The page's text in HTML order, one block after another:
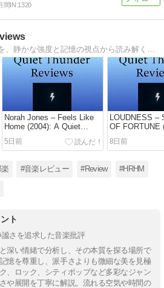
間IN:1320
Norah Jones – Feels Like
Home (2004): A Quiet
Landscape of Summer
Light and Shadow
5日前
LOUDNESS –
OF FORTUNE
Quiet Tension
of Change
8日前
#音楽レビュー #Review #HRHM
ト
さを追求した音楽批評
深い情緒で分析し、その本質を探る場所で
憶を尊重し、派手さよりも微細な美を見極
、ロック、シティポップなど多彩なジャン
や展開を丁寧に解説。流れる空気や時間の